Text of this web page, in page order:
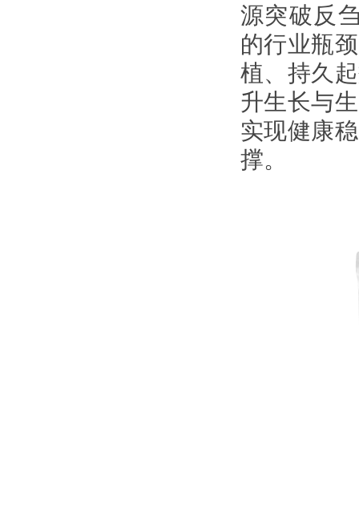
源突破反
的行业瓶
植、持久
升生长与
实现健康
撑。